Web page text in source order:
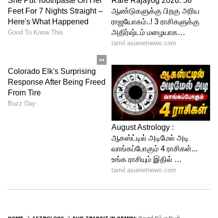
Image Credit : Pixabay
கடகம்: உழைப்புக்கு குறைந்த பலன்
கடக ராசிக்காரர்களுக்கு அதிக உழைப்பு
இருந்தாலும் அதற்கான பலன் தாமதமாக
கிடைக்கக்கூடும். குடும்பத்தில் கருத்து
வேறுபாடுகள் தோன்றலாம். தொழில்
மற்றும் வியாபாரத்தில் வருமானம்
குறைவதற்கான வாய்ப்பு உள்ளது.